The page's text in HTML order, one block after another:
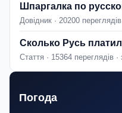
Шпаргалка по
Довідник · 20200
Сколько Русь
Стаття · 15364 переглядів
Погода